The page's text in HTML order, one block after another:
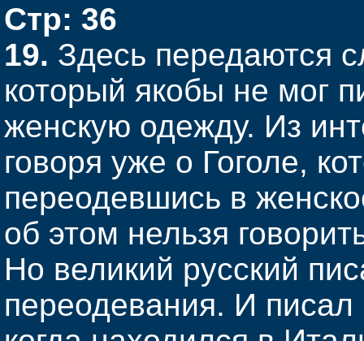
Стр: 36
19. Здесь передаются
который якобы не мог
женскую одежду. Из
говоря уже о Гоголе,
переодевшись в
об этом нельзя
Но великий русский
переодевания. И